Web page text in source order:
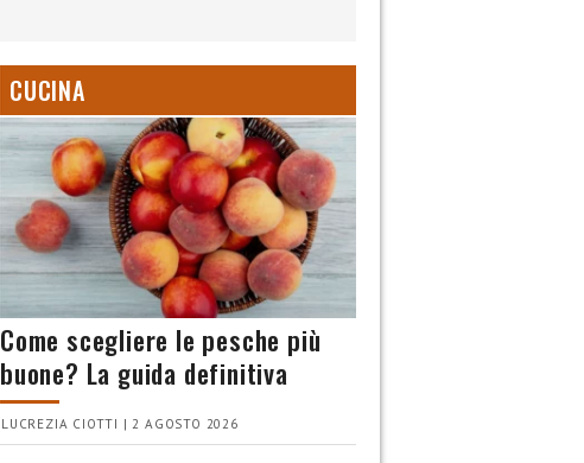
CUCINA
Come scegliere le pesche più
buone? La guida definitiva
LUCREZIA CIOTTI | 2 AGOSTO 2026